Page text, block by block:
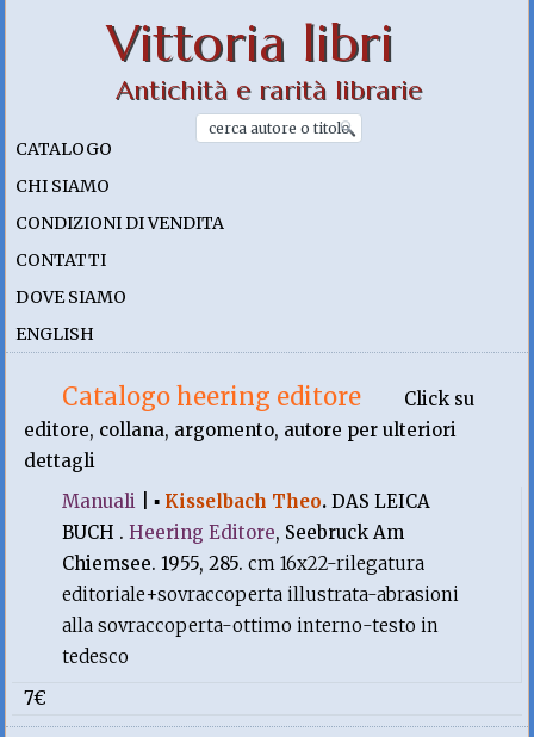
Vittoria libri
Antichità e rarità librarie
CATALOGO
CHI SIAMO
CONDIZIONI DI VENDITA
CONTATTI
DOVE SIAMO
ENGLISH
Catalogo heering editore
Click su
editore, collana, argomento, autore per ulteriori
dettagli
Manuali |▪ Kisselbach Theo.DAS LEICA
BUCH .Heering Editore, Seebruck Am
Chiemsee. 1955, 285.cm 16x22-rilegatura
editoriale+sovraccoperta illustrata-abrasioni
alla sovraccoperta-ottimo interno-testo in
tedesco
7€